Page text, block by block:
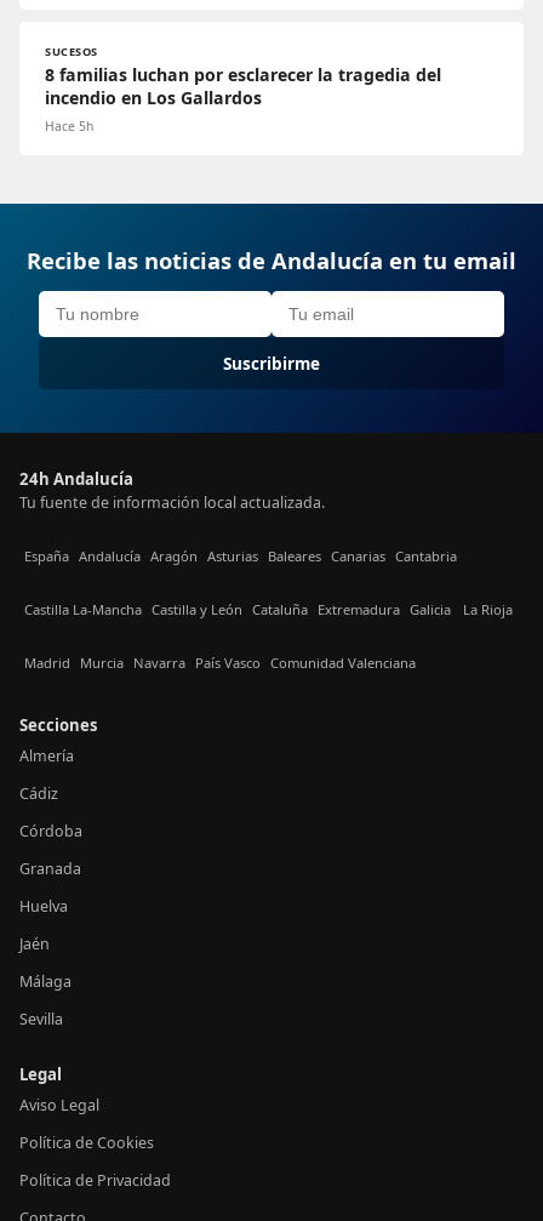
SUCESOS
8 familias luchan por esclarecer la tragedia del
incendio en Los Gallardos
Hace 5h
Recibe las noticias de Andalucía en tu email
Suscribirme
24h Andalucía
Tu fuente de información local actualizada.
España Andalucía Aragón Asturias Baleares Canarias Cantabria
Castilla La-Mancha Castilla y León Cataluña Extremadura Galicia La Rioja
Madrid Murcia Navarra País Vasco Comunidad Valenciana
Secciones
Almería
Cádiz
Córdoba
Granada
Huelva
Jaén
Málaga
Sevilla
Legal
Aviso Legal
Política de Cookies
Política de Privacidad